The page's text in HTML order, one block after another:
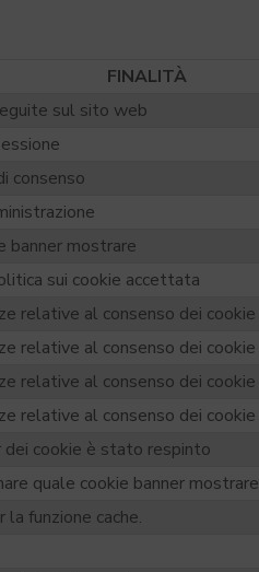
FINALITÀ
sul sito web
consenso
banner mostrare
sui cookie accettata
relative al consenso dei cookie
relative al consenso dei cookie
relative al consenso dei cookie
relative al consenso dei cookie
dei cookie è stato respinto
quale cookie banner mostrare
la funzione cache.